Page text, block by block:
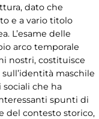
dato che
e a vario titolo
L’esame delle
arco temporale
nostri, costituisce
maschile
che ha
spunti di
del contesto storico,